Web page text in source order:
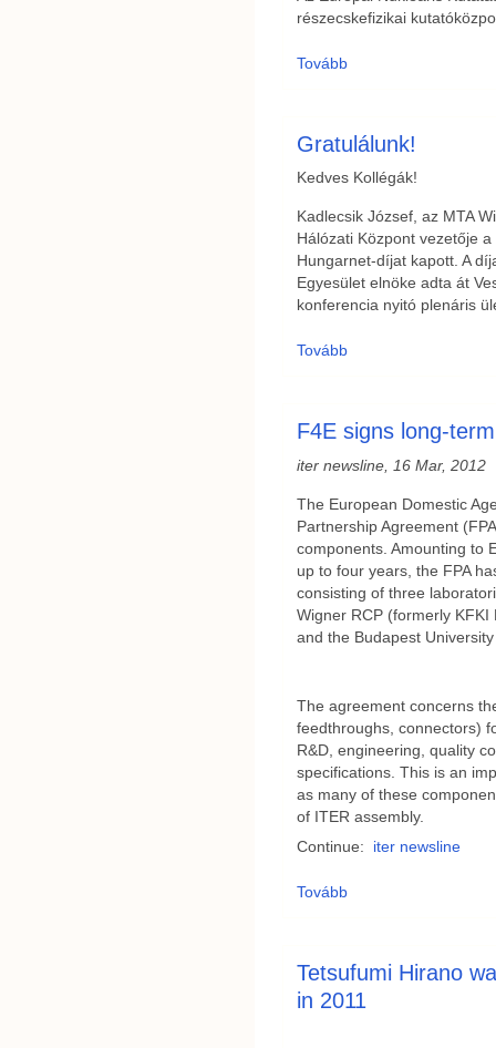
részecskefizikai
Tovább
Gratulálunk!
Kedves Kollégák!
Kadlecsik József, az MTA
Hálózati Központ vezetője
Hungarnet-díjat kapott. A
Egyesület elnöke adta át
konferencia nyitó plenáris
Tovább
F4E signs long-
iter newsline, 16 Mar, 2012
The European Domestic
Partnership Agreement
components. Amounting to
up to four years, the FPA
consisting of three
Wigner RCP (formerly KFKI
and the Budapest
The agreement concerns
feedthroughs, connectors)
R&D, engineering, quality
specifications. This is an
as many of these
of ITER assembly.
Continue: iter newsline
Tovább
Tetsufumi Hirano
in 2011